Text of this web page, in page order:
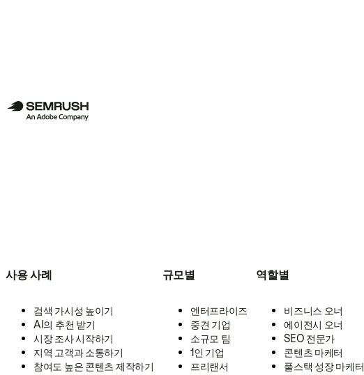
사용 사례
검색 가시성 높이기
AI의 추천 받기
시장 조사 시작하기
지역 고객과 소통하기
참여도 높은 콘텐츠 제작하기
규모별
엔터프라이즈
중견 기업
소규모 팀
1인 기업
프리랜서
역할별
비즈니스 오너
에이전시 오너
SEO 전문가
콘텐츠 마케터
풀스택 성장 마케터